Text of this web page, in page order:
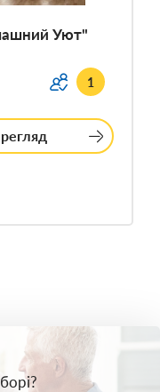
Уют"
1